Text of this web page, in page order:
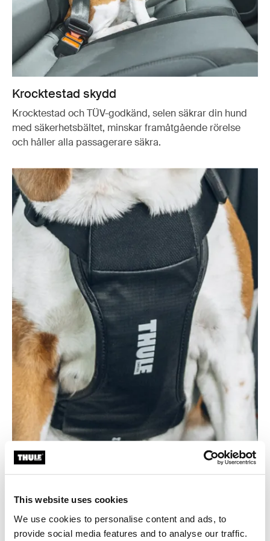
This website uses cookies
We use cookies to personalise content and ads, to
provide social media features and to analyse our traffic.
Krocktestad skydd
Krocktestad och TÜV-godkänd, selen säkrar din hund
med säkerhetsbältet, minskar framåtgående rörelse
och håller alla passagerare säkra.
Hållbar och lätt att rengöra
Tillverkad av 100 % återvunnet bluesign®-tyg med en
slät, avtorkningsbar beläggning för långvarig